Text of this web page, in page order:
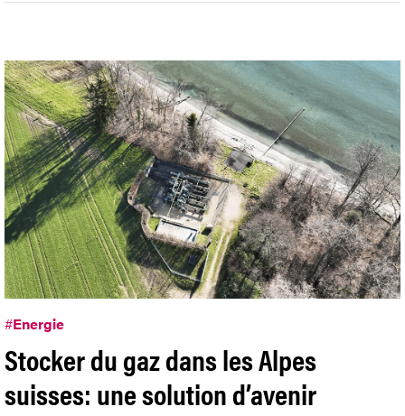
#Energie
Stocker du gaz dans les Alpes
suisses: une solution d’avenir